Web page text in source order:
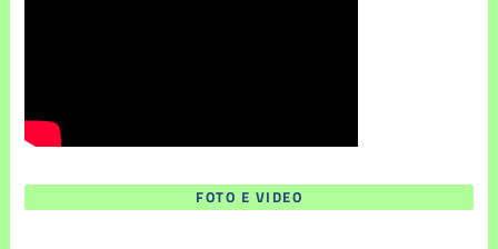
FOTO E VIDEO